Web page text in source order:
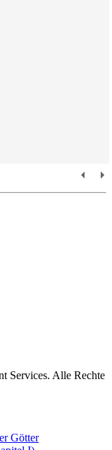
Services. Alle Rechte
Götter